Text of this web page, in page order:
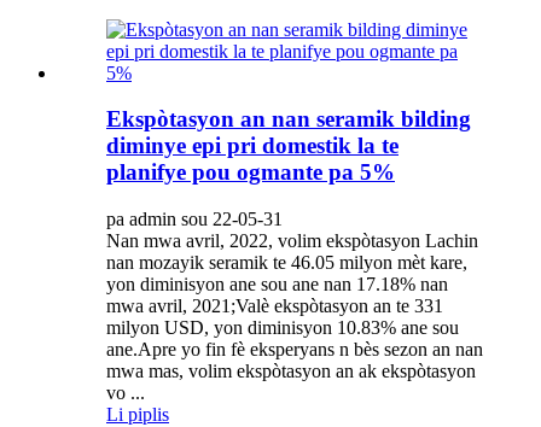
Ekspòtasyon an nan seramik bilding
diminye epi pri domestik la te
planifye pou ogmante pa 5%
pa admin sou 22-05-31
Nan mwa avril, 2022, volim ekspòtasyon Lachin
nan mozayik seramik te 46.05 milyon mèt kare,
yon diminisyon ane sou ane nan 17.18% nan
mwa avril, 2021;Valè ekspòtasyon an te 331
milyon USD, yon diminisyon 10.83% ane sou
ane.Apre yo fin fè eksperyans n bès sezon an nan
mwa mas, volim ekspòtasyon an ak ekspòtasyon
vo ...
Li piplis